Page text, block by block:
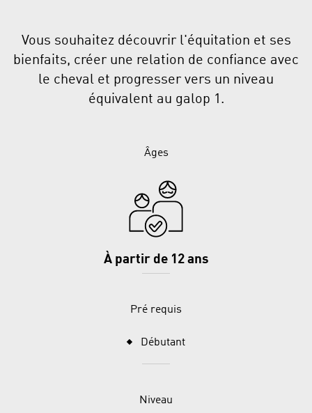
Vous souhaitez découvrir l'équitation et ses
bienfaits, créer une relation de confiance avec
le cheval et progresser vers un niveau
équivalent au galop 1.
Âges
À partir de 12 ans
Pré requis
Débutant
Niveau